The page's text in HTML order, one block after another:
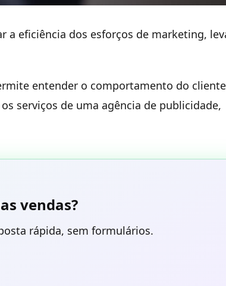
a eficiência dos esforços de marketing,
entender o comportamento do
serviços de uma agência de publicidade,
vendas?
rápida, sem formulários.